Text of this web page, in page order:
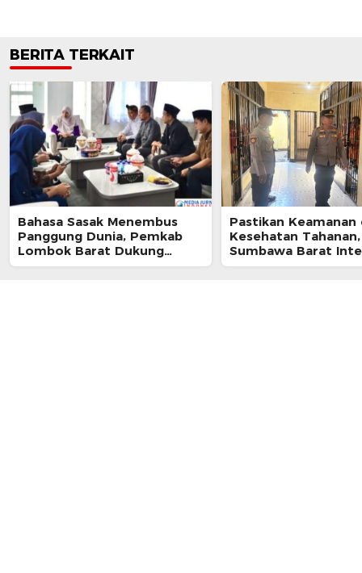
BERITA TERKAIT
Bahasa Sasak Menembus
Panggung Dunia, Pemkab
Lombok Barat Dukung
Kongres Internasional
Pastikan Keamanan
Kesehatan
Sumbawa Barat
Pengecekan Rutan